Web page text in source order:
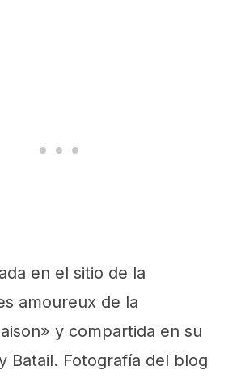
en el sitio de la
amoureux de la
y compartida en su
Batail. Fotografía del blog